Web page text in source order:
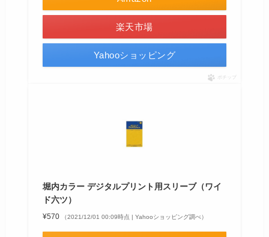
楽天市場
Yahooショッピング
ポチップ
堀内カラー デジタルプリント用スリーブ（ワイ
ド六ツ）
¥570 （2021/12/01 00:09時点 | Yahooショッピング調べ）